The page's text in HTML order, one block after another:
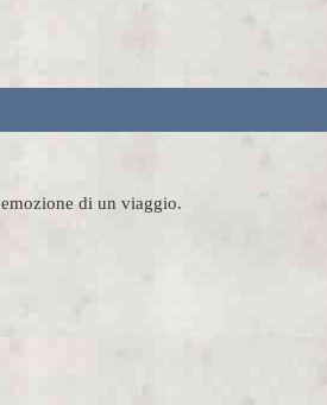
di un viaggio.